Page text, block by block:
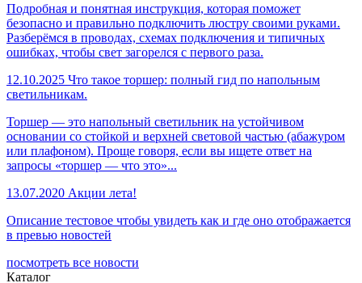
Подробная и понятная инструкция, которая поможет
безопасно и правильно подключить люстру своими руками.
Разберёмся в проводах, схемах подключения и типичных
ошибках, чтобы свет загорелся с первого раза.
12.10.2025 Что такое торшер: полный гид по напольным
светильникам.
Торшер — это напольный светильник на устойчивом
основании со стойкой и верхней световой частью (абажуром
или плафоном). Проще говоря, если вы ищете ответ на
запросы «торшер — что это»...
13.07.2020 Акции лета!
Описание тестовое чтобы увидеть как и где оно отображается
в превью новостей
посмотреть все новости
Каталог